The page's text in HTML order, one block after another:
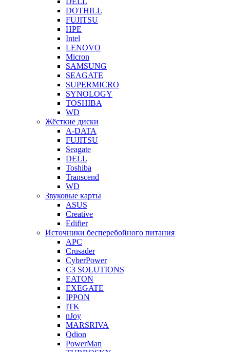
DOTHILL
FUJITSU
HPE
Intel
LENOVO
Micron
SAMSUNG
SEAGATE
SUPERMICRO
SYNOLOGY
TOSHIBA
WD
Жёсткие диски
A-DATA
FUJITSU
Seagate
DELL
Toshiba
Transcend
WD
Звуковые карты
ASUS
Creative
Edifier
Источники бесперебойного питания
APC
Crusader
CyberPower
C3 SOLUTIONS
EATON
EXEGATE
IPPON
ITK
nJoy
MARSRIVA
Qdion
PowerMan